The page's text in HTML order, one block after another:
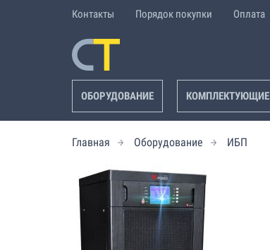
Контакты Порядок покупки Оплата
ОБОРУДОВАНИЕ КОМПЛЕКТУЮЩИЕ
Главная Оборудование ИБП